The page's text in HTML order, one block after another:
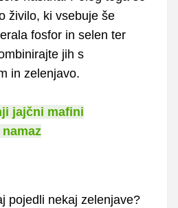
živilo, ki vsebuje še
fosfor in selen ter
jih s
in zelenjavo.
jajčni mafini
pojedli nekaj zelenjave?